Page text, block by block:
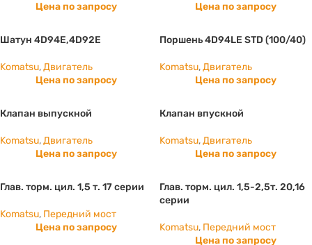
Цена по запросу
Цена по запросу
Шатун 4D94E,4D92E
Komatsu,Двигатель
Цена по запросу
Поршень 4D94LE STD (100/40)
Komatsu,Двигатель
Цена по запросу
Клапан выпускной
Komatsu,Двигатель
Цена по запросу
Клапан впускной
Komatsu,Двигатель
Цена по запросу
Глав. торм. цил. 1,5 т. 17 серии
Komatsu, Передний мост
Цена по запросу
Глав. торм. цил. 1,5-2,5т. 20,16
серии
Komatsu, Передний мост
Цена по запросу